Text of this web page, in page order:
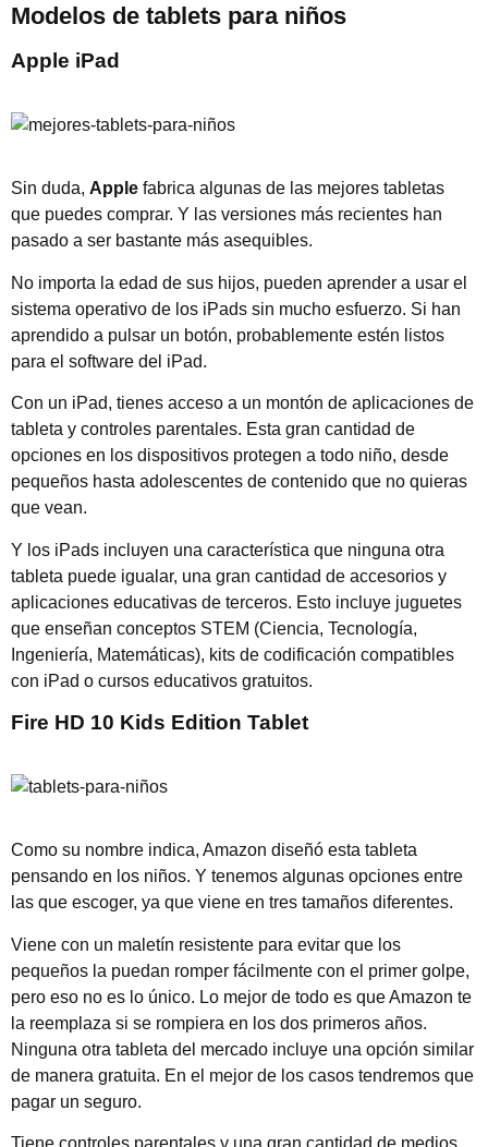
Modelos de tablets para niños
Apple iPad
Sin duda, Apple fabrica algunas de las mejores tabletas
que puedes comprar. Y las versiones más recientes han
pasado a ser bastante más asequibles.
No importa la edad de sus hijos, pueden aprender a usar el
sistema operativo de los iPads sin mucho esfuerzo. Si han
aprendido a pulsar un botón, probablemente estén listos
para el software del iPad.
Con un iPad, tienes acceso a un montón de aplicaciones de
tableta y controles parentales. Esta gran cantidad de
opciones en los dispositivos protegen a todo niño, desde
pequeños hasta adolescentes de contenido que no quieras
que vean.
Y los iPads incluyen una característica que ninguna otra
tableta puede igualar, una gran cantidad de accesorios y
aplicaciones educativas de terceros. Esto incluye juguetes
que enseñan conceptos STEM (Ciencia, Tecnología,
Ingeniería, Matemáticas), kits de codificación compatibles
con iPad o cursos educativos gratuitos.
Fire HD 10 Kids Edition Tablet
Como su nombre indica, Amazon diseñó esta tableta
pensando en los niños. Y tenemos algunas opciones entre
las que escoger, ya que viene en tres tamaños diferentes.
Viene con un maletín resistente para evitar que los
pequeños la puedan romper fácilmente con el primer golpe,
pero eso no es lo único. Lo mejor de todo es que Amazon te
la reemplaza si se rompiera en los dos primeros años.
Ninguna otra tableta del mercado incluye una opción similar
de manera gratuita. En el mejor de los casos tendremos que
pagar un seguro.
Tiene controles parentales y una gran cantidad de medios